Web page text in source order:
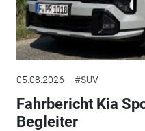
05.08.2026 #SUV
Fahrbericht Kia
Begleiter